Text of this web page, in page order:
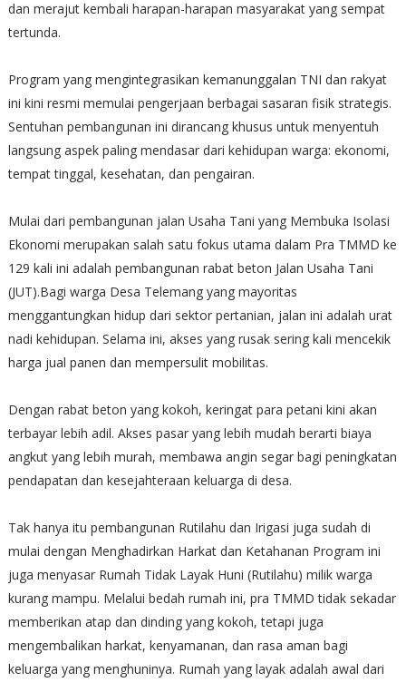
dan merajut kembali harapan-harapan masyarakat yang sempat
tertunda.
​Program yang mengintegrasikan kemanunggalan TNI dan rakyat
ini kini resmi memulai pengerjaan berbagai sasaran fisik strategis.
Sentuhan pembangunan ini dirancang khusus untuk menyentuh
langsung aspek paling mendasar dari kehidupan warga: ekonomi,
tempat tinggal, kesehatan, dan pengairan.
​Mulai dari pembangunan jalan Usaha Tani yang Membuka Isolasi
Ekonomi merupakan salah satu fokus utama dalam Pra TMMD ke
129 kali ini adalah pembangunan rabat beton Jalan Usaha Tani
(JUT).Bagi warga Desa Telemang yang mayoritas
menggantungkan hidup dari sektor pertanian, jalan ini adalah urat
nadi kehidupan. Selama ini, akses yang rusak sering kali mencekik
harga jual panen dan mempersulit mobilitas.
​Dengan rabat beton yang kokoh, keringat para petani kini akan
terbayar lebih adil. Akses pasar yang lebih mudah berarti biaya
angkut yang lebih murah, membawa angin segar bagi peningkatan
pendapatan dan kesejahteraan keluarga di desa.
Tak hanya itu pembangunan​ Rutilahu dan Irigasi juga sudah di
mulai dengan Menghadirkan Harkat dan Ketahanan Program ini
juga menyasar Rumah Tidak Layak Huni (Rutilahu) milik warga
kurang mampu. Melalui bedah rumah ini, pra TMMD tidak sekadar
memberikan atap dan dinding yang kokoh, tetapi juga
mengembalikan harkat, kenyamanan, dan rasa aman bagi
keluarga yang menghuninya. Rumah yang layak adalah awal dari